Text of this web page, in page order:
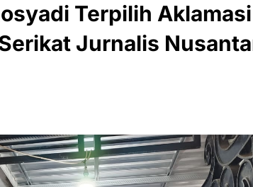
Terpilih Aklamasi
Jurnalis